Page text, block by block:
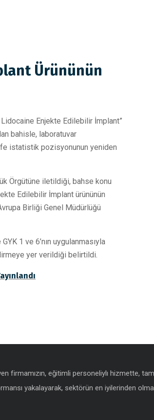
Ürününün
Enjekte Edilebilir İmplant”
bahisle, laboratuvar
istatistik pozisyonunun yeniden
Örgütüne iletildiği, bahse konu
Edilebilir İmplant ürününün
Birliği Genel Müdürlüğü
1 ve 6’nın uygulanmasıyla
yer verildiği belirtildi.
firmamızın, eğitimli personeliylı hizmette,
yakalayarak, sektörün en iyilerinden